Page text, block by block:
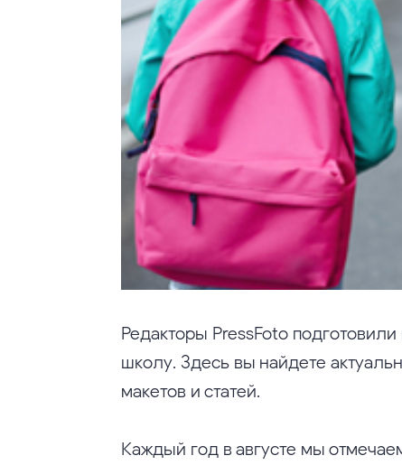
Редакторы PressFoto
школу. Здесь вы найдете
макетов и статей.
Каждый год в августе мы